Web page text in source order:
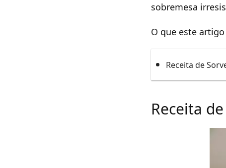
sobremesa
O que este
Receita de
Receita